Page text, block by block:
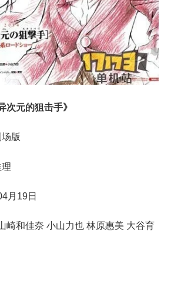
次元的狙击手》
版
月19日
崎和佳奈 小山力也 林原惠美 大谷育